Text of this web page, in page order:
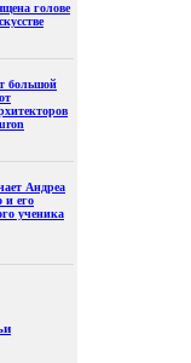
голове
большой
Андреа
и его
ученика